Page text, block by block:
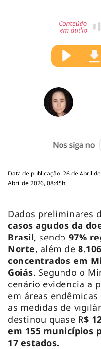
Data de publicação: 26 de Abril
Abril de 2026, 08:45h
Dados preliminares
casos agudos da
Brasil, sendo 97%
Norte, além de
concentrados em
Goiás. Segundo o
cenário evidencia a
em áreas
as medidas de
destinou quase R$
em 155 municípios
17 estados.